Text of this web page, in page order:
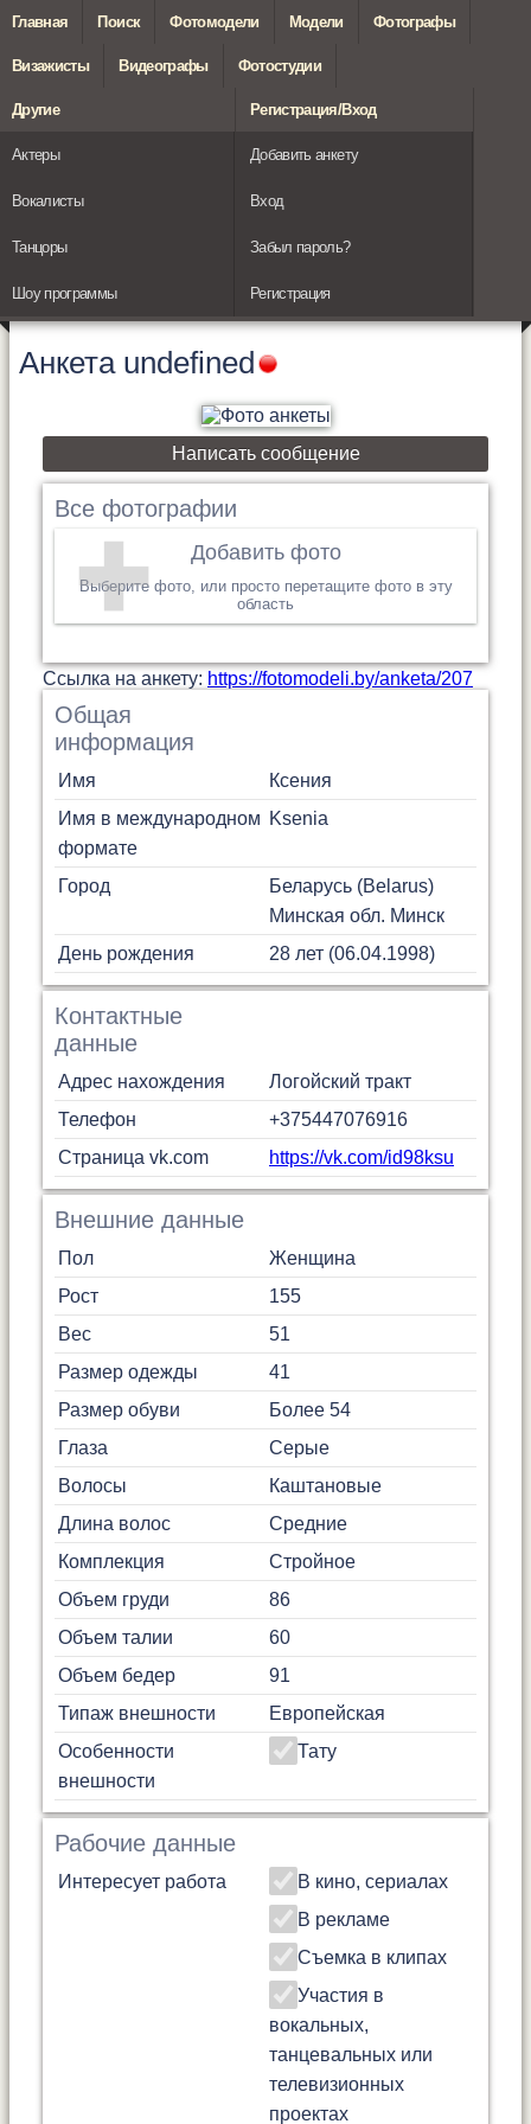
Главная Поиск Фотомодели Модели Фотографы
Визажисты Видеографы Фотостудии
Другие
Актеры
Вокалисты
Танцоры
Шоу программы
Регистрация/Вход
Добавить анкету
Вход
Забыл пароль?
Регистрация
Анкета undefined
Написать сообщение
Все фотографии
Добавить фото
Выберите фото, или просто перетащите фото в эту
область
Cсылка на анкету: https://fotomodeli.by/anketa/207
Общая
информация
Имя
Ксения
Имя в международном
формате
Ksenia
Город
Беларусь (Belarus)
Минская обл. Минск
День рождения
28 лет (06.04.1998)
Контактные
данные
Адрес нахождения
Логойский тракт
Телефон
+375447076916
Страница vk.com
https://vk.com/id98ksu
Внешние данные
Пол
Женщина
Рост
155
Вес
51
Размер одежды
41
Размер обуви
Более 54
Глаза
Серые
Волосы
Каштановые
Длина волос
Средние
Комплекция
Стройное
Объем груди
86
Объем талии
60
Объем бедер
91
Типаж внешности
Европейская
Особенности
внешности
Тату
Рабочие данные
Интересует работа
В кино, сериалах
В рекламе
Съемка в клипах
Участия в
вокальных,
танцевальных или
телевизионных
проектах